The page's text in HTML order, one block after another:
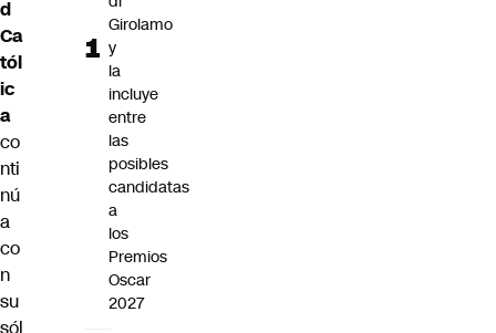
d
Ca
tól
ic
a
co
nti
nú
a
co
n
su
sól
Girolamo
y
la
incluye
entre
las
posibles
candidatas
a
los
Premios
Oscar
2027